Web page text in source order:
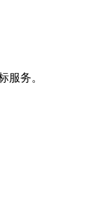
服务。